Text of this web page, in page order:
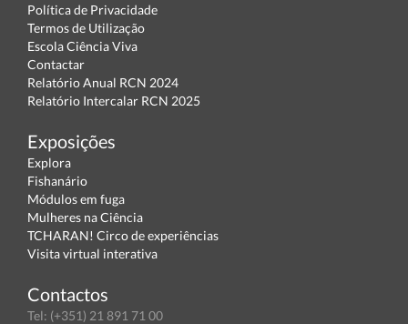
Política de Privacidade
Termos de Utilização
Escola Ciência Viva
Contactar
Relatório Anual RCN 2024
Relatório Intercalar RCN 2025
Exposições
Explora
Fishanário
Módulos em fuga
Mulheres na Ciência
TCHARAN! Circo de experiências
Visita virtual interativa
Contactos
Tel: (+351) 21 891 71 00